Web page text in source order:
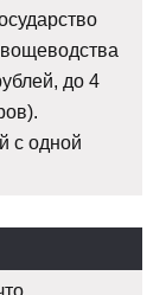
до 4
с одной